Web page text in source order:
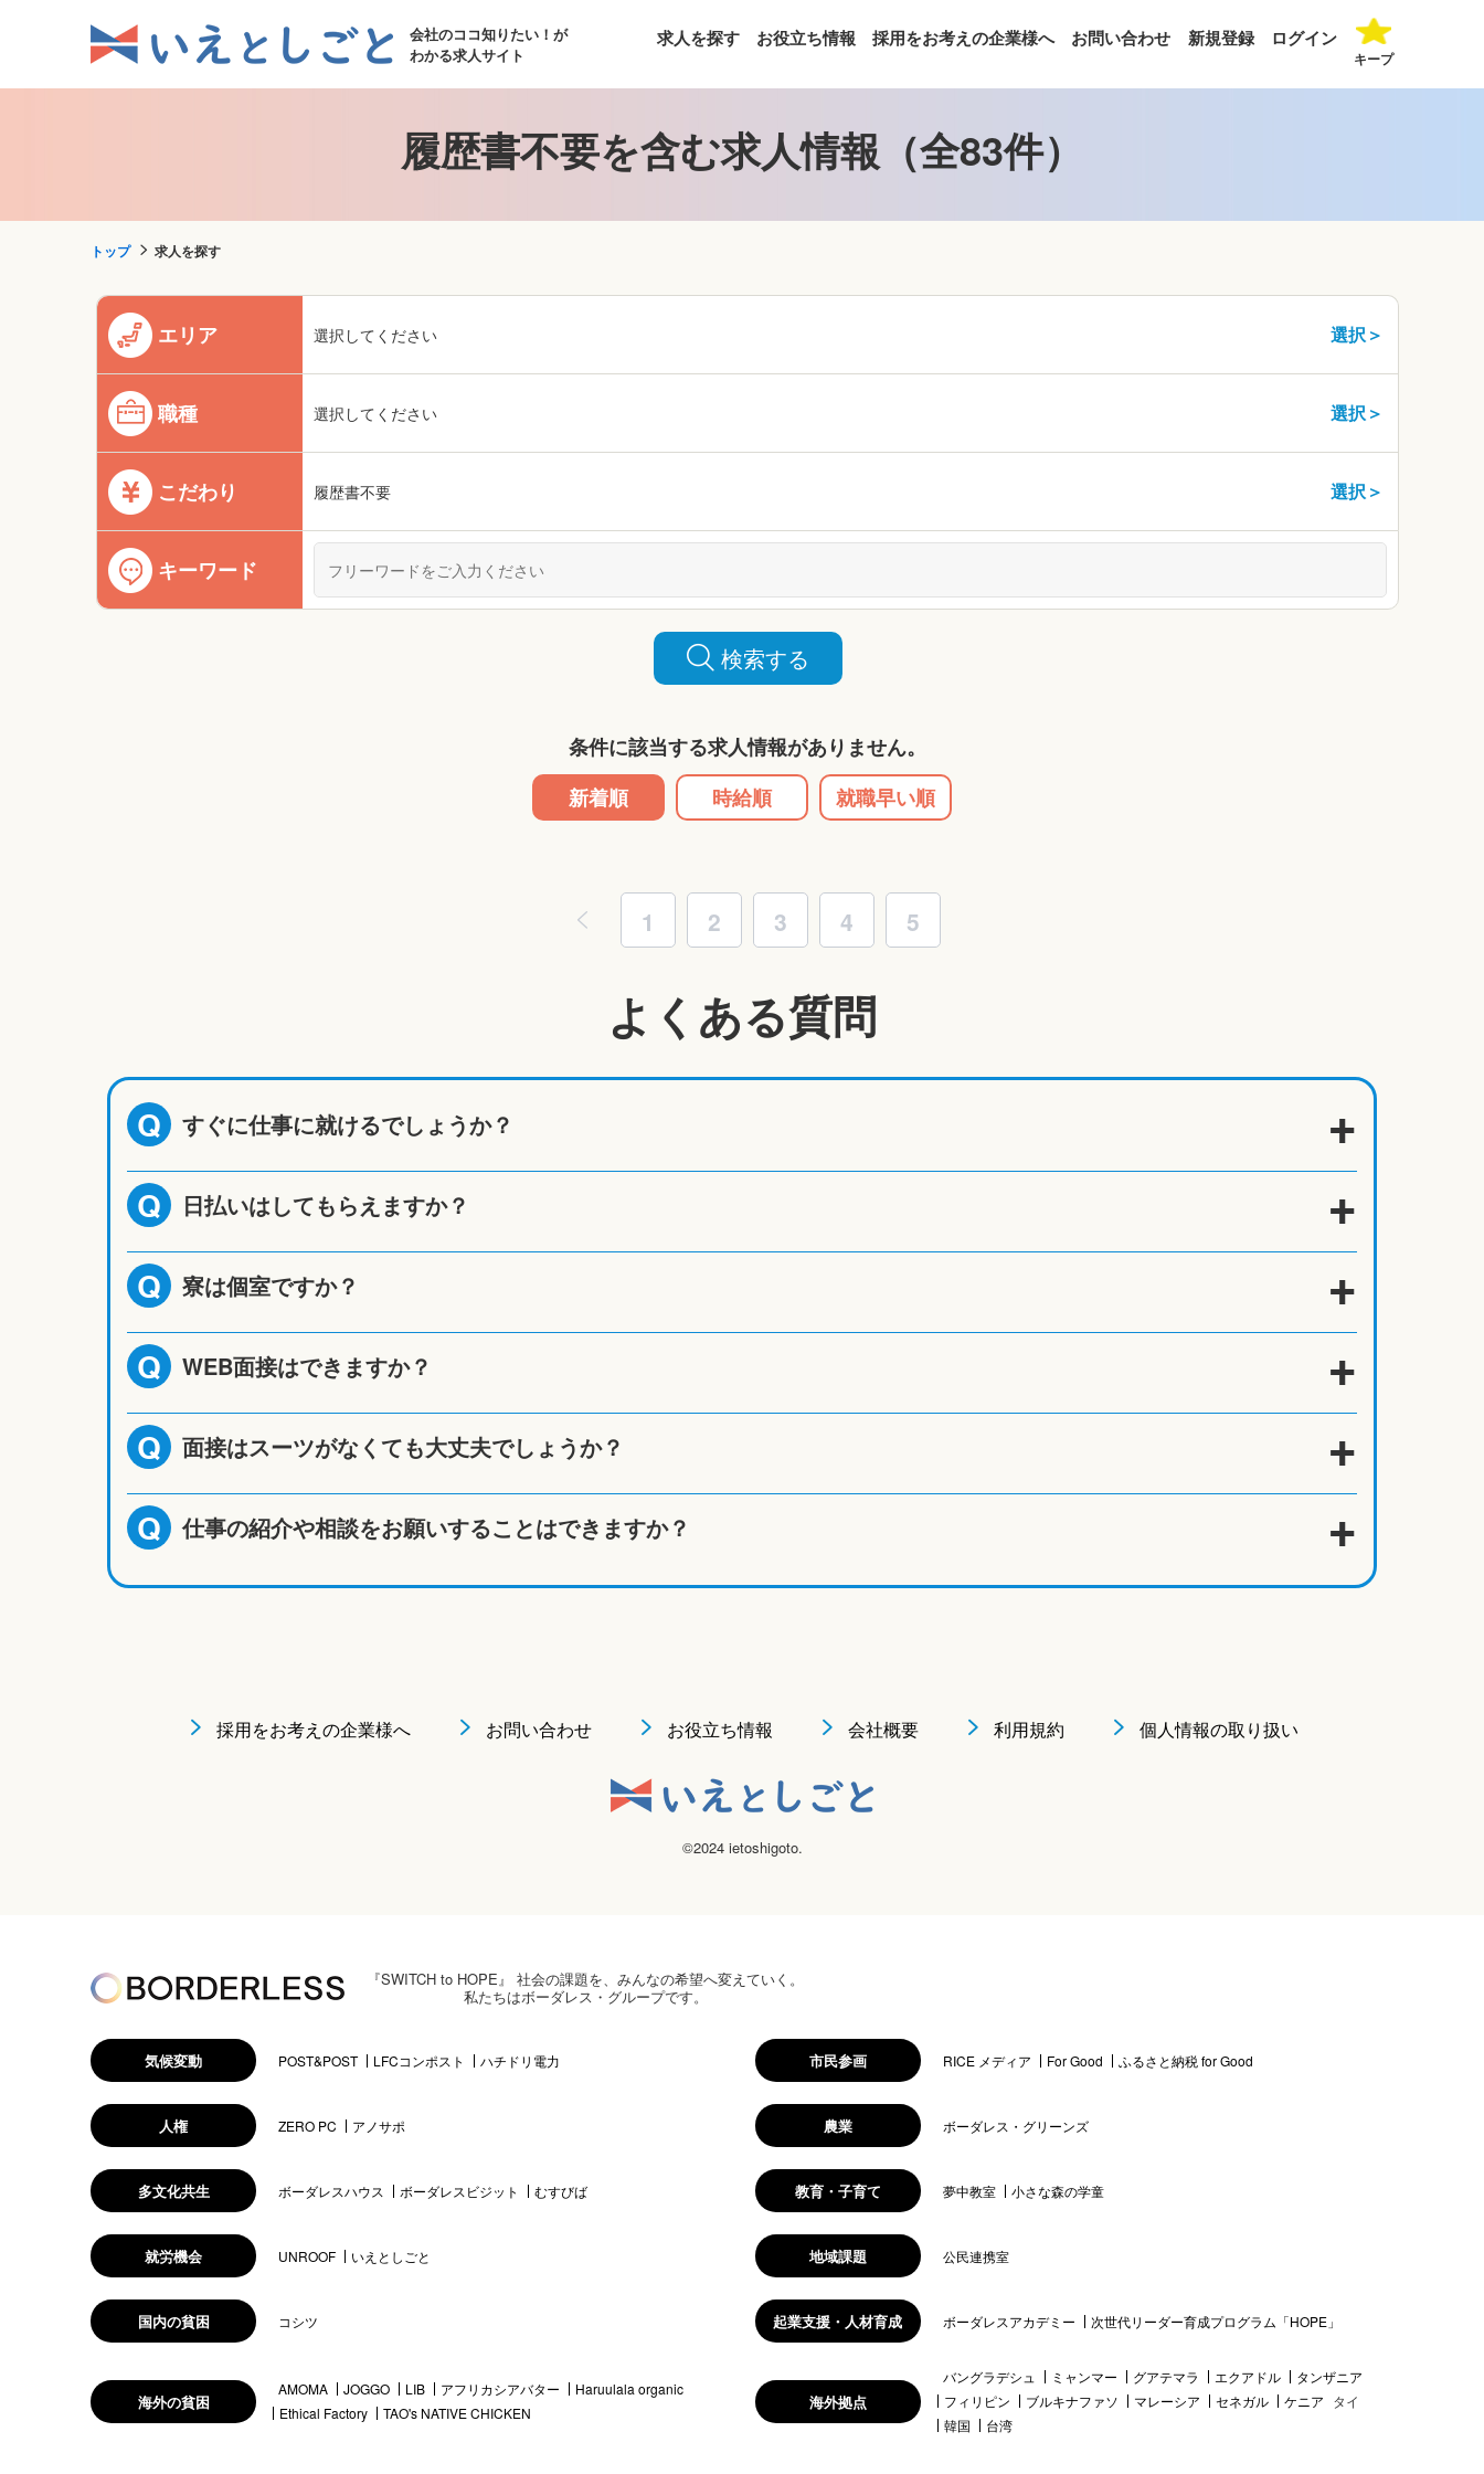
会社のココ知りたい！が
わかる求人サイト
求人を探す お役立ち情報 採用をお考えの企業様へ お問い合わせ 新規登録 ログイン
キープ
履歴書不要を含む求人情報（全83件）
トップ 求人を探す
エリア 選択してください 選択＞
職種 選択してください 選択＞
こだわり 履歴書不要 選択＞
キーワード
検索する
条件に該当する求人情報がありません。
新着順
時給順 就職早い順
1 2 3 4 5
よくある質問
Q すぐに仕事に就けるでしょうか？
Q 日払いはしてもらえますか？
Q 寮は個室ですか？
Q WEB面接はできますか？
Q 面接はスーツがなくても大丈夫でしょうか？
Q 仕事の紹介や相談をお願いすることはできますか？
採用をお考えの企業様へ お問い合わせ お役立ち情報 会社概要 利用規約 個人情報の取り扱い
©2024 ietoshigoto.
『SWITCH to HOPE』 社会の課題を、みんなの希望へ変えていく。
私たちはボーダレス・グループです。
気候変動 POST&POST LFCコンポスト ハチドリ電力 市民参画 RICE メディア For Good ふるさと納税 for Good
人権 ZERO PC アノサポ 農業 ボーダレス・グリーンズ
多文化共生 ボーダレスハウス ボーダレスビジット むすびば 教育・子育て 夢中教室 小さな森の学童
就労機会 UNROOF いえとしごと 地域課題 公民連携室
国内の貧困 コシツ 起業支援・人材育成 ボーダレスアカデミー 次世代リーダー育成プログラム「HOPE」
海外の貧困
AMOMA JOGGO LIB アフリカシアバター
Haruulala organic
Ethical Factory
TAO's NATIVE CHICKEN
海外拠点
バングラデシュ ミャンマー グアテマラ エクアドル
タンザニア
フィリピン
ブルキナファソ マレーシア セネガル ケニア タイ
韓国
台湾